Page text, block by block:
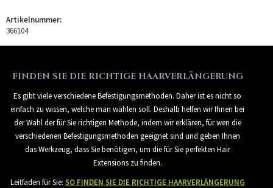
Artikelnummer:
366104
FINDEN SIE DIE RICHTIGE HAARVERLÄNGERUNG
Es gibt viele verschiedene Befestigungsmethoden. Daher ist es nicht so
einfach zu wissen, welche man wählen soll. Deshalb helfen wir Ihnen bei
der Wahl der für Sie richtigen Methode, indem wir erklären, für wen die
verschiedenen Befestigungsmethoden geeignet sind und geben Ihnen
das Werkzeug, dass Sie benötigen, um die für Sie perfekten Hair
Extensions zu finden.
Leitfaden für Sie: SO FINDEN SIE DIE RICHTIGE HAARVERLÄNGERUNG